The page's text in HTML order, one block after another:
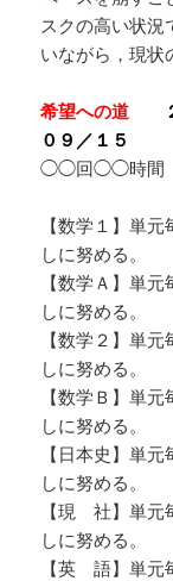
スクの高い状況
いながら，現状
希望への道 ２
０９／１５
◯◯回◯◯時間
【数学１】単
しに努める。
【数学Ａ】単
しに努める。
【数学２】単
しに努める。
【数学Ｂ】単
しに努める。
【日本史】単
しに努める。
【現 社】単元
しに努める。
【英 語】単元